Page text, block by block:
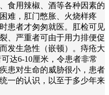
食用辣椒、酒等各种因素的
难，肛门憋胀、火烧样疼
患者才匆匆就医。肛检可见
、严重者可由于用力排便促
发生急性（嵌顿）。痔疮大
达6-10厘米，令患者非常
患对生命的威胁很小，患者
一的认识，以至于多少年来